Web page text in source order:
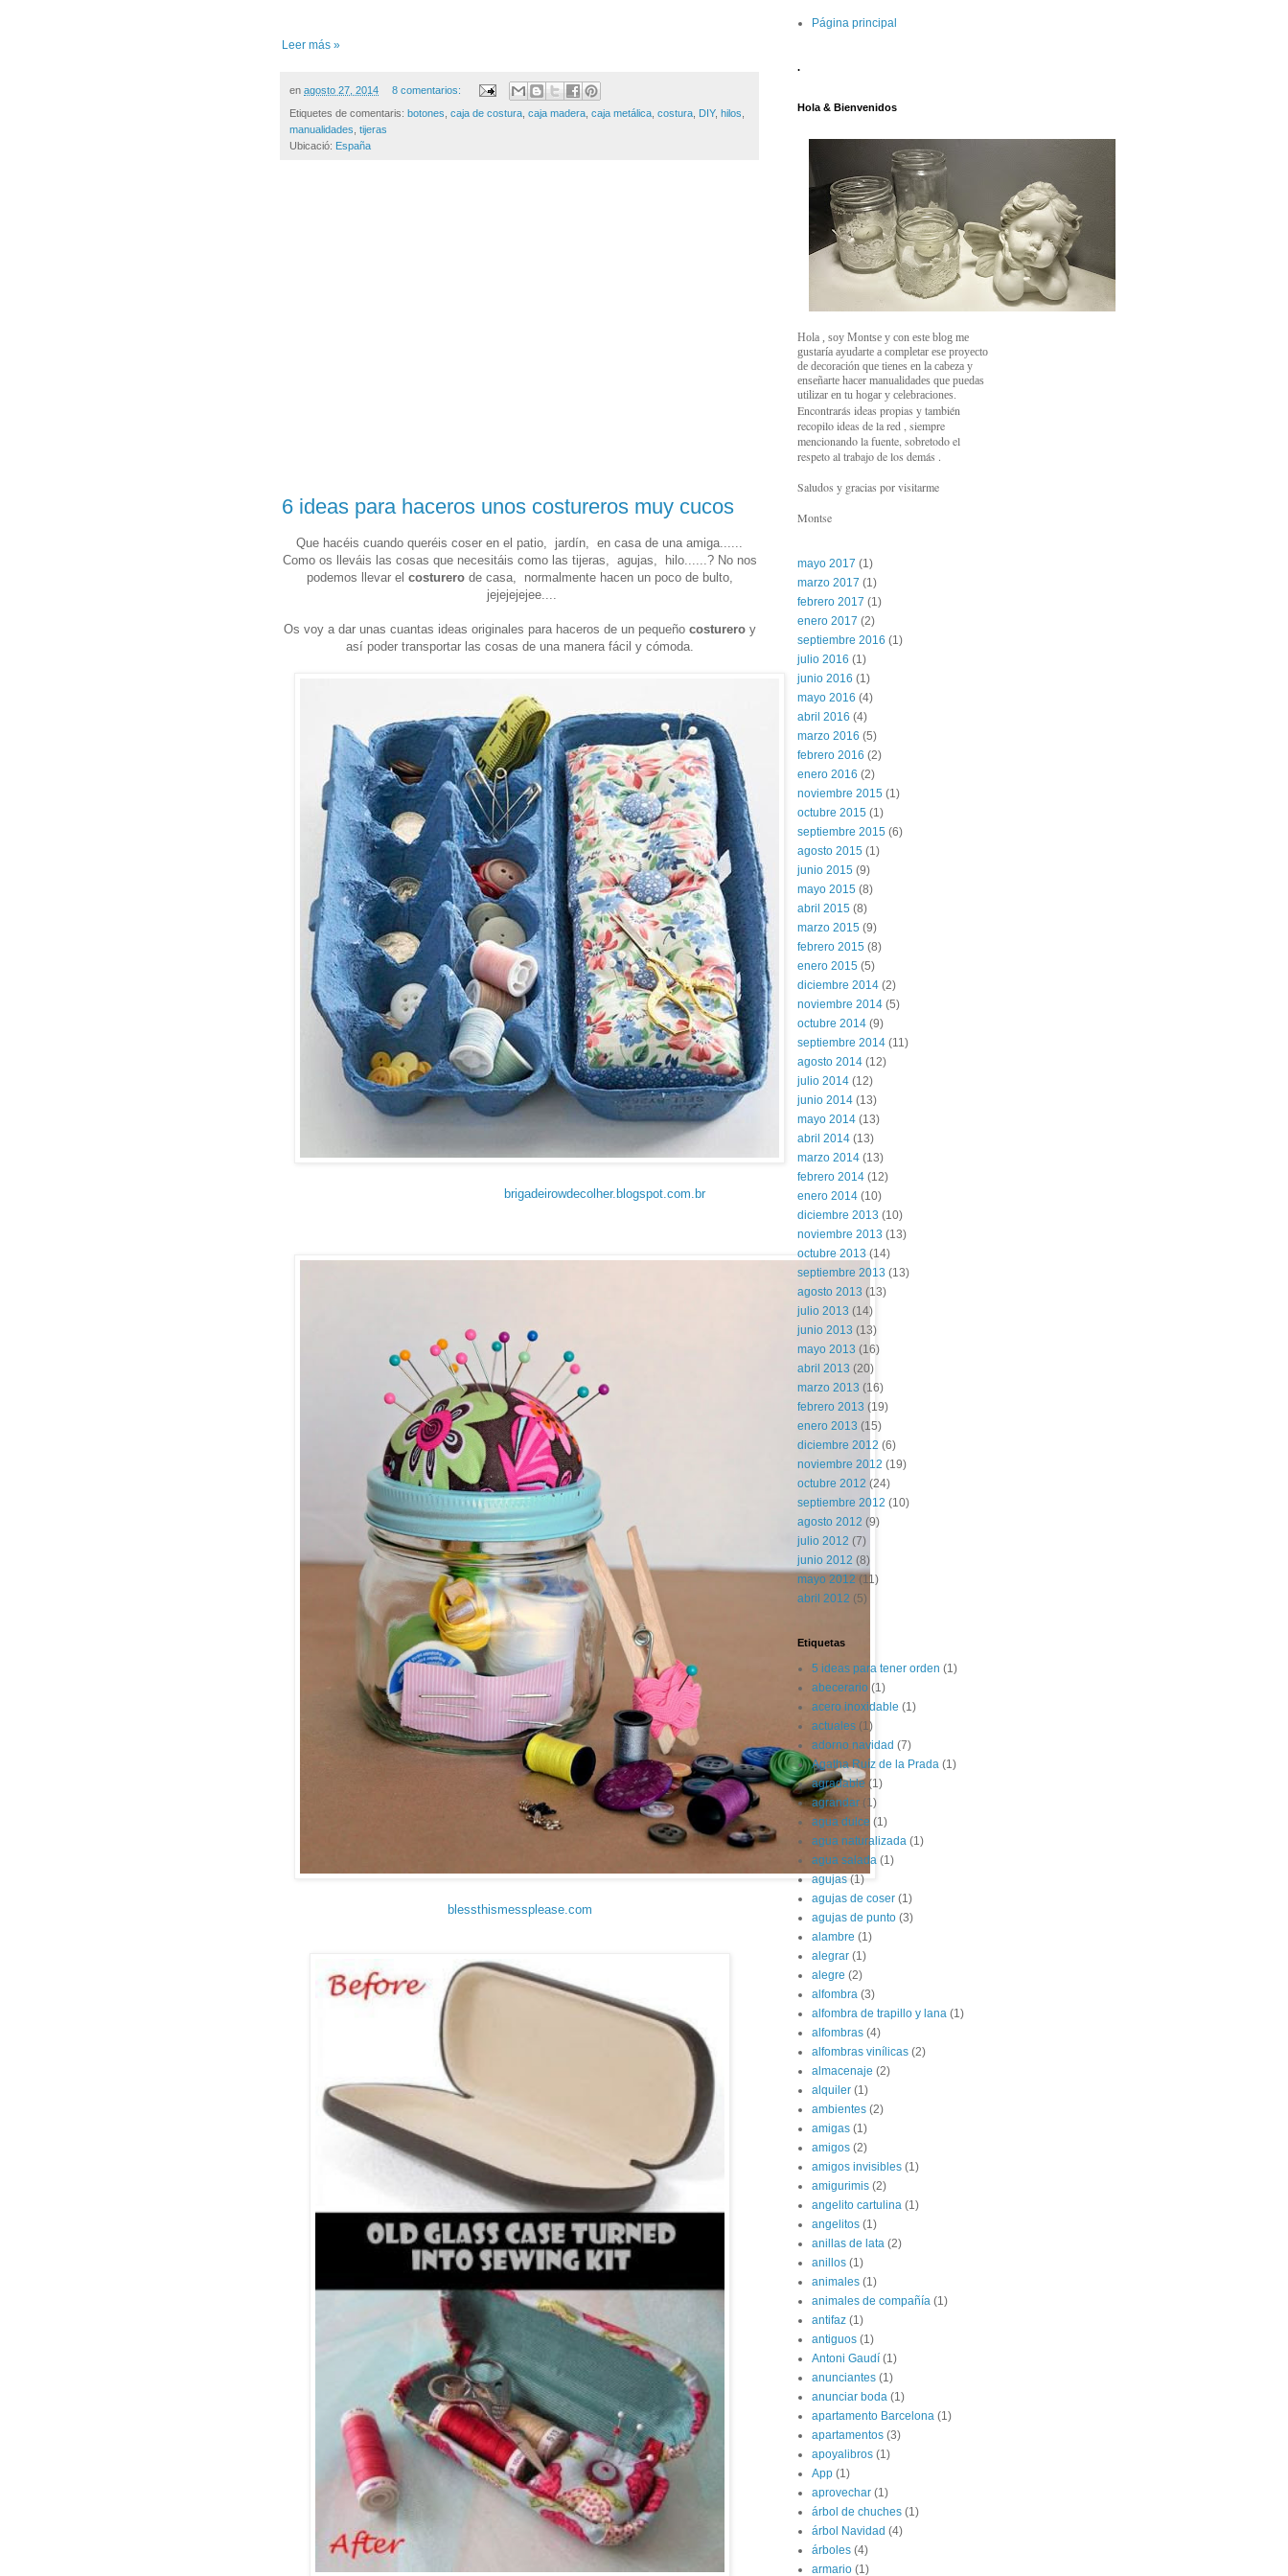
Leer más »
en agosto 27, 2014 8 comentarios:
Etiquetes de comentaris: botones caja de costura caja madera caja metálica costura DIY, hilos
manualidades tijeras
Ubicació: España
6 ideas para haceros unos costureros muy cucos
Que hacéis cuando queréis coser en el patio, jardín, en casa de una amiga......
Como os lleváis las cosas que necesitáis como las tijeras, agujas, hilo......? No nos
podemos llevar el costurerode casa, normalmente hacen un poco de bulto,
jejejejejee....
Os voy a dar unas cuantas ideas originales para haceros de un pequeño costureroy
así poder transportar las cosas de una manera fácil y cómoda.
brigadeirowdecolher.blogspot.com.br
blessthismessplease.com
Página principal
.
Hola & Bienvenidos
Hola , soy Montse y con este blog me
gustaría ayudarte a completar ese proyecto
de decoración que tienes en la cabeza y
enseñarte hacer manualidades que puedas
utilizar en tu hogar y celebraciones.
Encontrarás ideas propias y también
recopilo ideas de la red , siempre
mencionando la fuente, sobretodo el
respeto al trabajo de los demás .
Saludos y gracias por visitarme
Montse
mayo 2017 (1)
marzo 2017 (1)
febrero 2017 (1)
enero 2017 (2)
septiembre 2016 (1)
julio 2016 (1)
junio 2016 (1)
mayo 2016 (4)
abril 2016 (4)
marzo 2016 (5)
febrero 2016 (2)
enero 2016 (2)
noviembre 2015 (1)
octubre 2015 (1)
septiembre 2015 (6)
agosto 2015 (1)
junio 2015 (9)
mayo 2015 (8)
abril 2015 (8)
marzo 2015 (9)
febrero 2015 (8)
enero 2015 (5)
diciembre 2014 (2)
noviembre 2014 (5)
octubre 2014 (9)
septiembre 2014 (11)
agosto 2014 (12)
julio 2014 (12)
junio 2014 (13)
mayo 2014 (13)
abril 2014 (13)
marzo 2014 (13)
febrero 2014 (12)
enero 2014 (10)
diciembre 2013 (10)
noviembre 2013 (13)
octubre 2013 (14)
septiembre 2013 (13)
agosto 2013 (13)
julio 2013 (14)
junio 2013 (13)
mayo 2013 (16)
abril 2013 (20)
marzo 2013 (16)
febrero 2013 (19)
enero 2013 (15)
diciembre 2012 (6)
noviembre 2012 (19)
octubre 2012 (24)
septiembre 2012 (10)
agosto 2012 (9)
julio 2012 (7)
junio 2012 (8)
mayo 2012 (11)
abril 2012 (5)
Etiquetas
5 ideas para tener orden (1)
abecerario (1)
acero inoxidable (1)
actuales (1)
adorno navidad (7)
Agatha Ruíz de la Prada (1)
agradable (1)
agrandar (1)
agua dulce (1)
agua naturalizada (1)
agua salada (1)
agujas (1)
agujas de coser (1)
agujas de punto (3)
alambre (1)
alegrar (1)
alegre (2)
alfombra (3)
alfombra de trapillo y lana (1)
alfombras (4)
alfombras vinílicas (2)
almacenaje (2)
alquiler (1)
ambientes (2)
amigas (1)
amigos (2)
amigos invisibles (1)
amigurimis (2)
angelito cartulina (1)
angelitos (1)
anillas de lata (2)
anillos (1)
animales (1)
animales de compañía (1)
antifaz (1)
antiguos (1)
Antoni Gaudí (1)
anunciantes (1)
anunciar boda (1)
apartamento Barcelona (1)
apartamentos (3)
apoyalibros (1)
App (1)
aprovechar (1)
árbol de chuches (1)
árbol Navidad (4)
árboles (4)
armario (1)